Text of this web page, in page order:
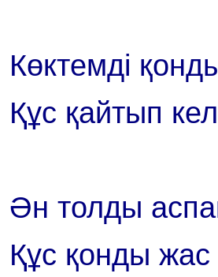
Көктемді
Құс қайтып
Ән толды
Құс қонды жас